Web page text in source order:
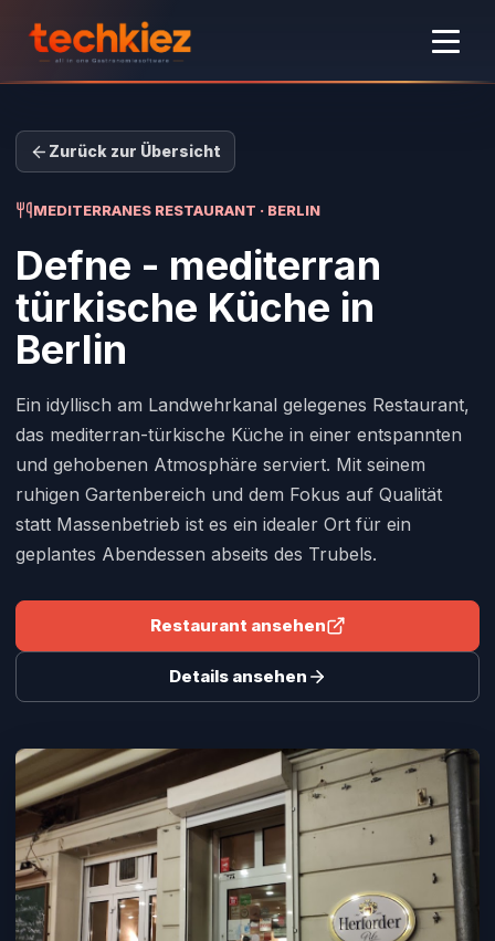
Zurück zur Übersicht
MEDITERRANES RESTAURANT · BERLIN
Defne - mediterran
türkische Küche in
Berlin
Ein idyllisch am Landwehrkanal gelegenes Restaurant,
das mediterran-türkische Küche in einer entspannten
und gehobenen Atmosphäre serviert. Mit seinem
ruhigen Gartenbereich und dem Fokus auf Qualität
statt Massenbetrieb ist es ein idealer Ort für ein
geplantes Abendessen abseits des Trubels.
Restaurant ansehen
Details ansehen